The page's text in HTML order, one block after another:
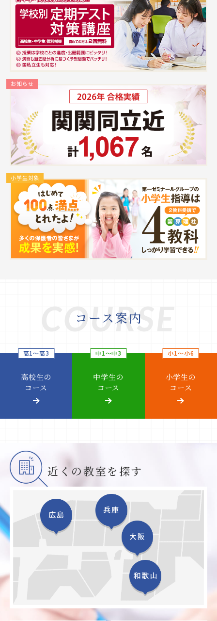
お知らせ
小学生対象
コース案内
COURSE
高1～高3
高校生の
コース
中1～中3
中学生の
コース
小1～小6
小学生の
コース
近くの教室を探す